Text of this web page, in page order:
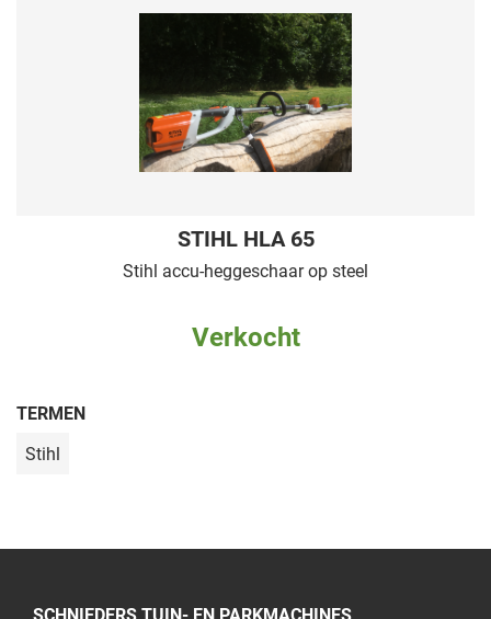
STIHL HLA 65
Stihl accu-heggeschaar op steel
Verkocht
TERMEN
Stihl
SCHNIEDERS TUIN- EN PARKMACHINES